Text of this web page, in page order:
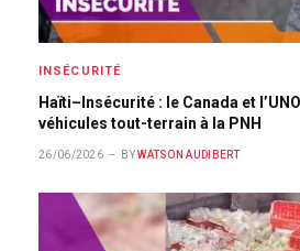
INSÉCURITÉ
Haïti–Insécurité : le Canada et
véhicules tout-terrain à la PNH
26/06/2026 BY WATSON AUDIBERT